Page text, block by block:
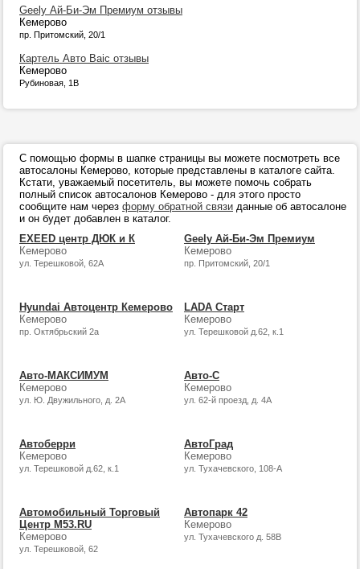
Geely Ай-Би-Эм Премиум отзывы
Кемерово
пр. Притомский, 20/1
Картель Авто Baic отзывы
Кемерово
Рубиновая, 1В
С помощью формы в шапке страницы вы можете посмотреть все
автосалоны Кемерово, которые представлены в каталоге сайта.
Кстати, уважаемый посетитель, вы можете помочь собрать
полный список автосалонов Кемерово - для этого просто
сообщите нам через форму обратной связи данные об автосалоне
и он будет добавлен в каталог.
EXEED центр ДЮК и К
Кемерово
ул. Терешковой, 62А
Geely Ай-Би-Эм Премиум
Кемерово
пр. Притомский, 20/1
Hyundai Автоцентр Кемерово
Кемерово
пр. Октябрьский 2а
LADA Старт
Кемерово
ул. Терешковой д.62, к.1
Авто-МАКСИМУМ
Кемерово
ул. Ю. Двужильного, д. 2А
Авто-С
Кемерово
ул. 62-й проезд, д. 4A
Автоберри
Кемерово
ул. Терешковой д.62, к.1
АвтоГрад
Кемерово
ул. Тухачевского, 108-А
Автомобильный Торговый
Центр М53.RU
Кемерово
ул. Терешковой, 62
Автопарк 42
Кемерово
ул. Тухачевского д. 58В